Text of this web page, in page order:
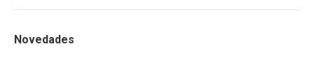
Novedades